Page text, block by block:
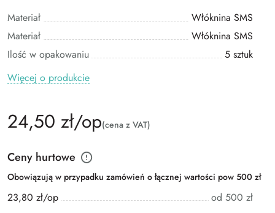
Materiał
Włóknina SMS
Materiał
Włóknina SMS
Ilość w opakowaniu
5 sztuk
Więcej o produkcie
24,50 zł/op(cena z VAT)
Ceny hurtowe
Obowiązują w przypadku zamówień o łącznej wartości pow 500 zł
23,80 zł/op
od 500 zł